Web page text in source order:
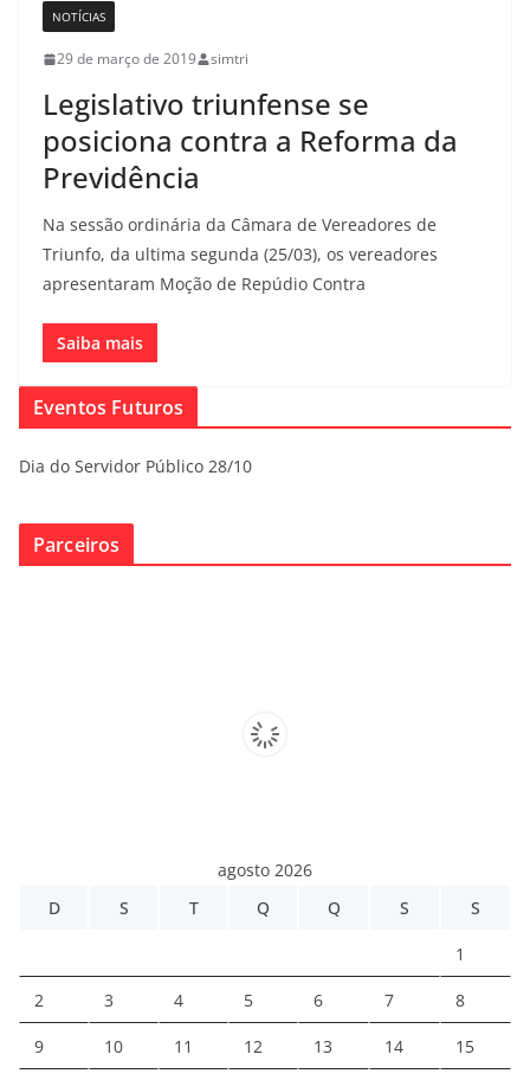
NOTÍCIAS
29 de março de 2019 simtri
Legislativo triunfense se
posiciona contra a Reforma da
Previdência
Na sessão ordinária da Câmara de Vereadores de
Triunfo, da ultima segunda (25/03), os vereadores
apresentaram Moção de Repúdio Contra
Saiba mais
Eventos Futuros
Dia do Servidor Público 28/10
Parceiros
agosto 2026
D
S T Q Q S S
1
2 3 4 5 6 7 8
9 10 11 12 13 14 15